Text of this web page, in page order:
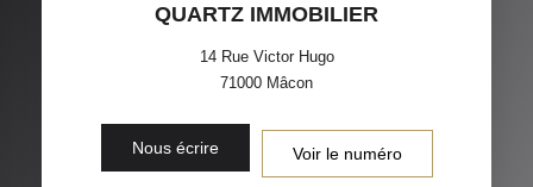
QUARTZ IMMOBILIER
14 Rue Victor Hugo
71000 Mâcon
Nous écrire Voir le numéro